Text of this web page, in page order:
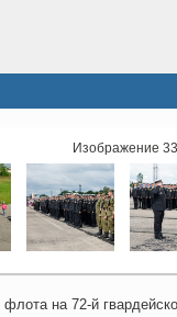
Изображение
на 72-й